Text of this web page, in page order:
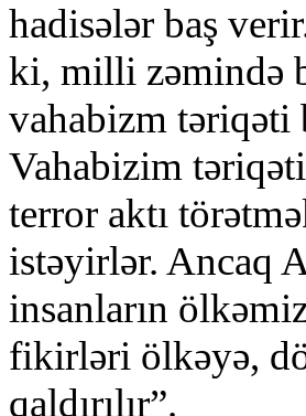
hadisələr baş
ki, milli zəmində
vahabizm təriqəti
Vahabizim
terror aktı
istəyirlər. Ancaq
insanların
fikirləri ölkəyə,
qaldırılır”.